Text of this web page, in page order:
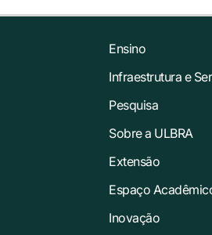
Ensino
Infraestrutura e
Pesquisa
Sobre a ULBRA
Extensão
Espaço
Inovação